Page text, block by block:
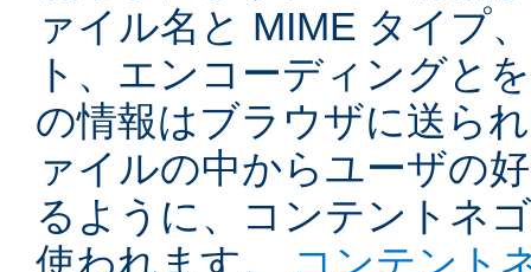
ァイル名と MIME タイプ
ト、エンコーディングと
の情報はブラウザに送ら
ァイルの中からユーザの
るように、コンテントネ